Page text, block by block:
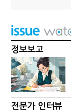
정보보고
전문가 인터뷰